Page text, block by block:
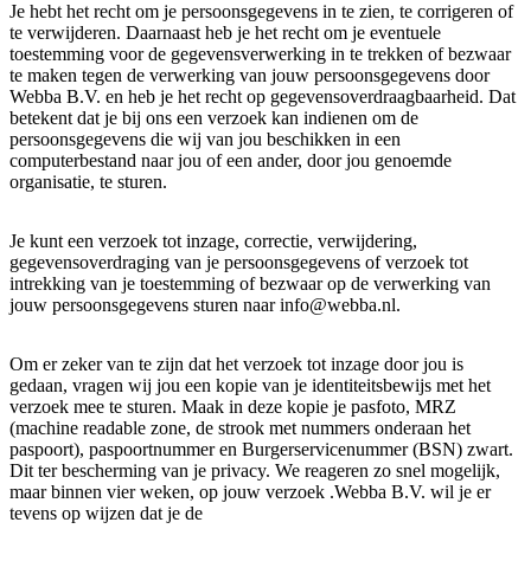
Je hebt het recht om je persoonsgegevens in te zien, te corrigeren of
te verwijderen. Daarnaast heb je het recht om je eventuele
toestemming voor de gegevensverwerking in te trekken of bezwaar
te maken tegen de verwerking van jouw persoonsgegevens door
Webba B.V. en heb je het recht op gegevensoverdraagbaarheid. Dat
betekent dat je bij ons een verzoek kan indienen om de
persoonsgegevens die wij van jou beschikken in een
computerbestand naar jou of een ander, door jou genoemde
organisatie, te sturen.
Je kunt een verzoek tot inzage, correctie, verwijdering,
gegevensoverdraging van je persoonsgegevens of verzoek tot
intrekking van je toestemming of bezwaar op de verwerking van
jouw persoonsgegevens sturen naarinfo@webba.nl.
Om er zeker van te zijn dat het verzoek tot inzage door jou is
gedaan, vragen wij jou een kopie van je identiteitsbewijs met het
verzoek mee te sturen. Maak in deze kopie je pasfoto, MRZ
(machine readable zone, de strook met nummers onderaan het
paspoort), paspoortnummer en Burgerservicenummer (BSN) zwart.
Dit ter bescherming van je privacy. We reageren zo snel mogelijk,
maar binnen vier weken, op jouw verzoek .Webba B.V. wil je er
tevens op wijzen dat je de